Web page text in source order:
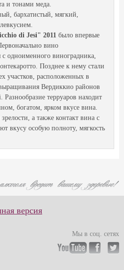
и тонами меда.
бархатистый, мягкий,
di Jesi" 2011 было впервые
вино
с одноименного виноградника,
Позднее к нему стали
участков, расположенных в
Вердиккио районов
терруаров находит
богатом, ярком вкусе вина.
а также контакт вина с
вкусу особую полноту, мягкость
версия
Мы в соц. сетях